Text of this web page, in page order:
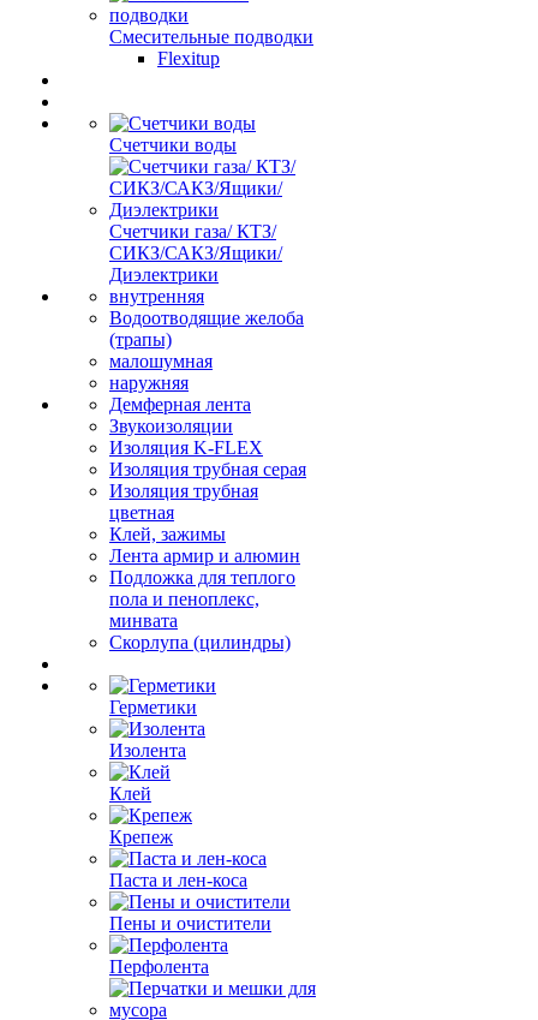
Смесительные подводки
Flexitup
Счетчики воды
Счетчики газа/ КТЗ/
СИКЗ/САКЗ/Ящики/
Диэлектрики
внутренняя
Водоотводящие желоба
(трапы)
малошумная
наружняя
Демферная лента
Звукоизоляции
Изоляция K-FLEX
Изоляция трубная серая
Изоляция трубная
цветная
Клей, зажимы
Лента армир и алюмин
Подложка для теплого
пола и пеноплекс,
минвата
Скорлупа (цилиндры)
Герметики
Изолента
Клей
Крепеж
Паста и лен-коса
Пены и очистители
Перфолента